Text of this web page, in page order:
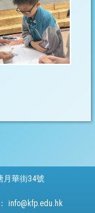
月華街34號
info@kfp.edu.hk